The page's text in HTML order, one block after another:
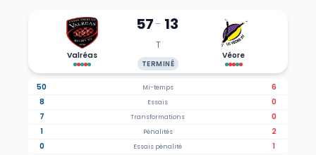
Valréas
57- 13
T
TERMINÉ
Véore
50 Mi-temps
6
8
Essais
0
7
Transformations
0
1
Pénalités
2
0
Essais pénalité
1